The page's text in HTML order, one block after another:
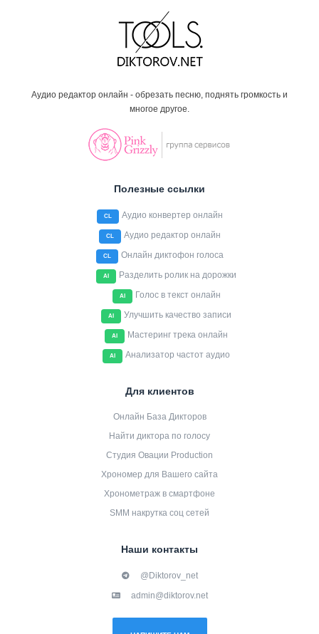
Аудио редактор онлайн - обрезать песню, поднять громкость и
многое другое.
Полезные ссылки
CL Аудио конвертер онлайн
CL Аудио редактор онлайн
CL Онлайн диктофон голоса
AI Разделить ролик на дорожки
AI Голос в текст онлайн
AI Улучшить качество записи
AI Мастеринг трека онлайн
AI Анализатор частот аудио
Для клиентов
Онлайн База Дикторов
Найти диктора по голосу
Студия Овации Production
Хрономер для Вашего сайта
Хронометраж в смартфоне
SMM накрутка соц сетей
Наши контакты
@Diktorov_net
admin@diktorov.net